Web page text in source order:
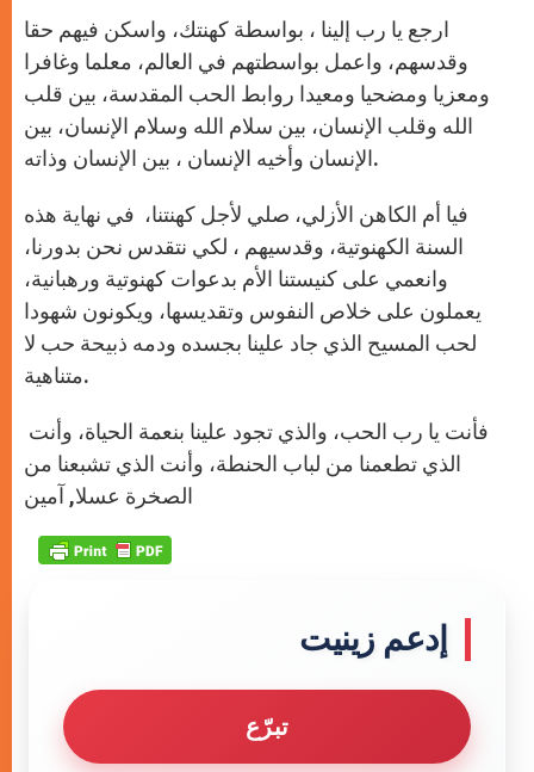
ارجع يا رب إلينا ، بواسطة كهنتك، واسكن فيهم حقا
وقدسهم، واعمل بواسطتهم في العالم، معلما وغافرا
ومعزيا ومضحيا ومعيدا روابط الحب المقدسة، بين قلب
الله وقلب الإنسان، بين سلام الله وسلام الإنسان، بين
الإنسان وأخيه الإنسان ، بين الإنسان وذاته.
فيا أم الكاهن الأزلي، صلي لأجل كهنتنا، في نهاية هذه
السنة الكهنوتية، وقدسيهم ، لكي نتقدس نحن بدورنا،
وانعمي على كنيستنا الأم بدعوات كهنوتية ورهبانية،
يعملون على خلاص النفوس وتقديسها، ويكونون شهودا
لحب المسيح الذي جاد علينا بجسده ودمه ذبيحة حب لا
متناهية.
الذي تطعمنا من لباب الحنطة، وأنت الذي تشبعنا من
الصخرة عسلا, آمين
إدعم زينيت
تبرّع